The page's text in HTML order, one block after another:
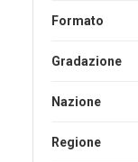
Formato
Gradazione
Nazione
Regione